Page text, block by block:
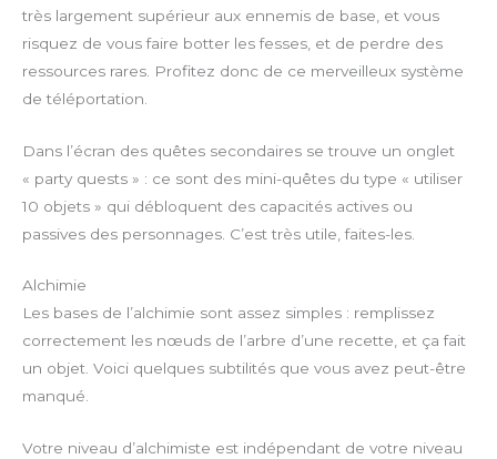
très largement supérieur aux ennemis de base, et vous
risquez de vous faire botter les fesses, et de perdre des
ressources rares. Profitez donc de ce merveilleux système
de téléportation.
Dans l’écran des quêtes secondaires se trouve un onglet
« party quests » : ce sont des mini-quêtes du type « utiliser
10 objets » qui débloquent des capacités actives ou
passives des personnages. C’est très utile, faites-les.
Alchimie
Les bases de l’alchimie sont assez simples : remplissez
correctement les nœuds de l’arbre d’une recette, et ça fait
un objet. Voici quelques subtilités que vous avez peut-être
manqué.
Votre niveau d’alchimiste est indépendant de votre niveau